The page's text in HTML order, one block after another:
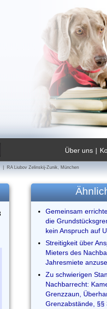
|
Über uns
RA Liubov Zelinskij-Zunik, München
Gemeinsam
die
kein Anspruch auf
Streitigkeit über
Mieters des
Jahresmiete
Zu schwierigen
Nachbarrecht:
Grenzzaun,
Grenzabstände, §§